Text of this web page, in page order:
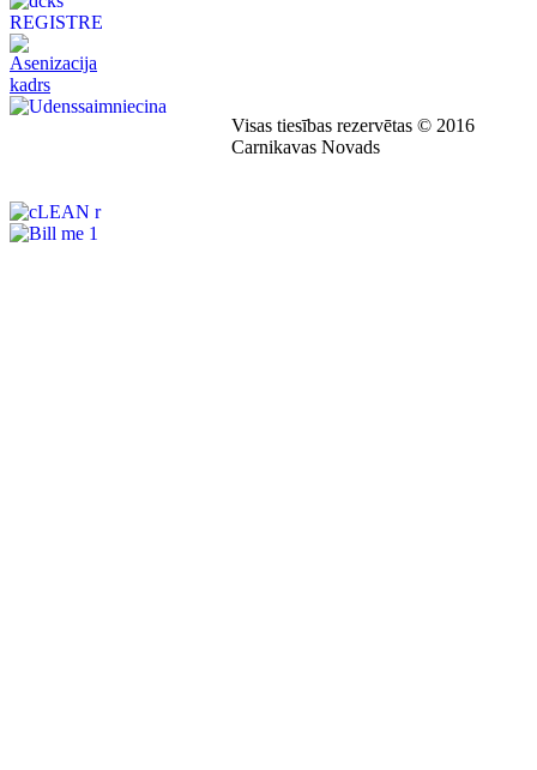
Visas tiesības rezervētas © 2016
Carnikavas Novads